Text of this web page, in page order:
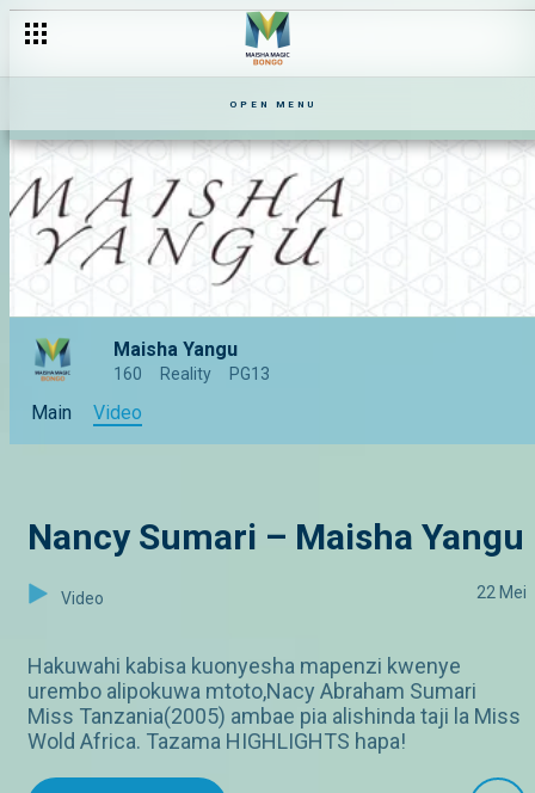
OPEN MENU
Maisha Yangu
160 Reality PG13
Main Video
Nancy Sumari – Maisha Yangu
Video 22 Mei
Hakuwahi kabisa kuonyesha mapenzi kwenye
urembo alipokuwa mtoto,Nacy Abraham Sumari
Miss Tanzania(2005) ambae pia alishinda taji la Miss
Wold Africa. Tazama HIGHLIGHTS hapa!